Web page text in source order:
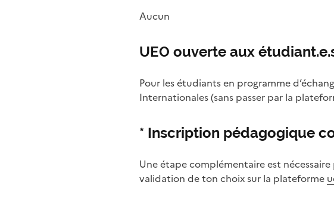
Aucun
UEO ouverte aux
Pour les étudiants en programme
Internationales (sans passer par la
* Inscription pédagogique
Une étape complémentaire est
validation de ton choix sur la plateforme